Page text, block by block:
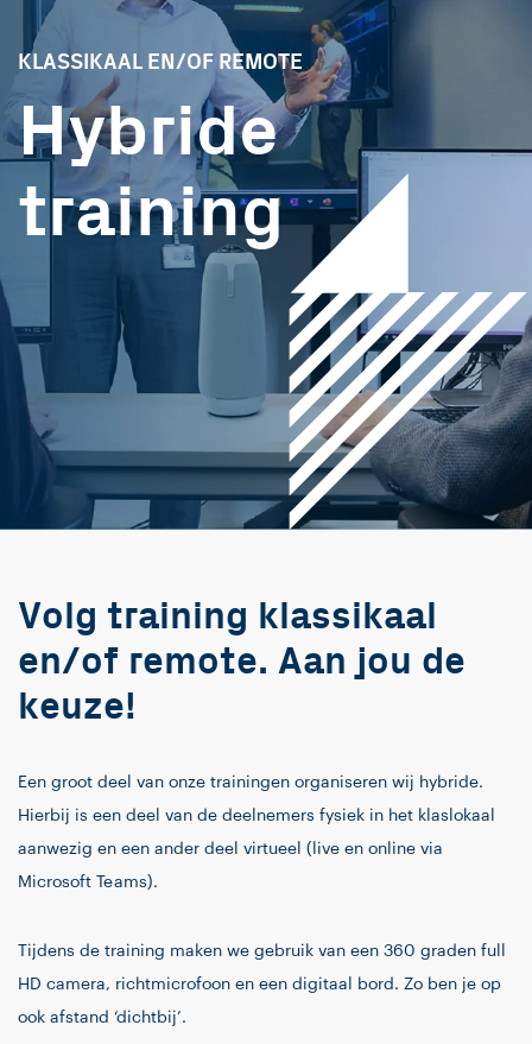
KLASSIKAAL EN/OF REMOTE
Hybride
training
Volg training klassikaal
en/of remote. Aan jou de
keuze!
Een groot deel van onze trainingen organiseren wij hybride.
Hierbij is een deel van de deelnemers fysiek in het klaslokaal
aanwezig en een ander deel virtueel (live en online via
Microsoft Teams).
Tijdens de training maken we gebruik van een 360 graden full
HD camera, richtmicrofoon en een digitaal bord. Zo ben je op
ook afstand ‘dichtbij’.